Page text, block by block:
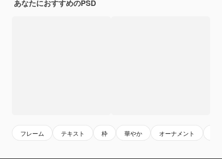
あなたにおすすめのPSD
フレーム テキスト 枠 華やか オーナメント